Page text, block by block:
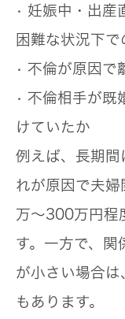
• 妊娠中・出産
困難な状況下
• 不倫が原因で
• 不倫相手が既
けていたか
例えば、長期間
れが原因で夫
万〜300万円程
す。一方で、関
が小さい場合
もあります。